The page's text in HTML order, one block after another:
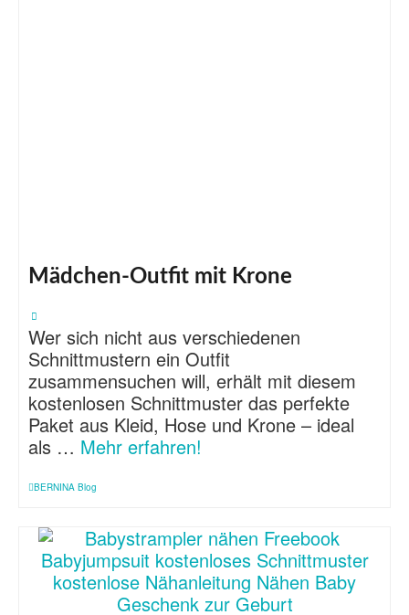
Mädchen-Outfit mit Krone
Wer sich nicht aus verschiedenen
Schnittmustern ein Outfit
zusammensuchen will, erhält mit diesem
kostenlosen Schnittmuster das perfekte
Paket aus Kleid, Hose und Krone – ideal
als … Mehr erfahren!
BERNINA Blog